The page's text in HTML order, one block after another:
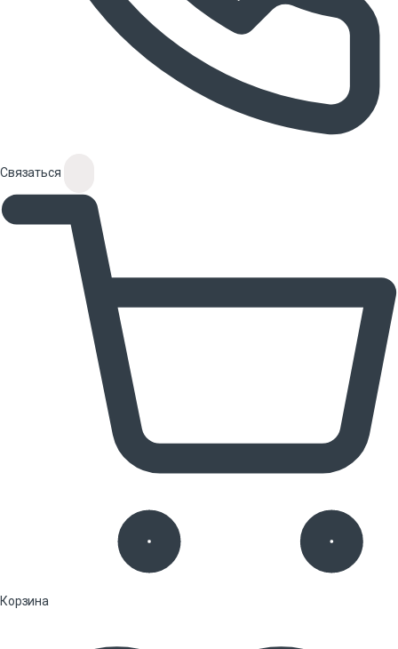
Связаться
Корзина